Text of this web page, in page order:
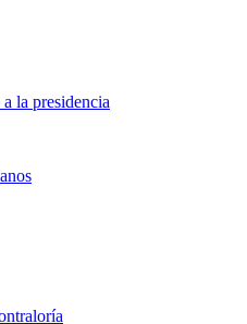
la presidencia